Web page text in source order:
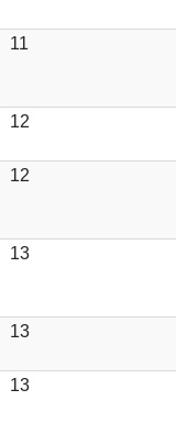
11
12
12
13
13
13